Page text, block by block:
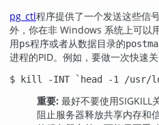
pg_ctl程序提供了一个发送这些信
外，你在非 Windows 系统上可以
用ps程序或者从数据目录的
进程的PID。例如，要做一次快速关
$ kill -INT `head -1 /usr/
重要: 最好不要使用SIGKILL
阻止服务器释放共享内存和